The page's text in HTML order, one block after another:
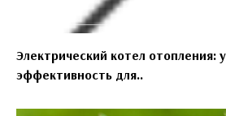
Электрический котел отопления:
эффективность для..